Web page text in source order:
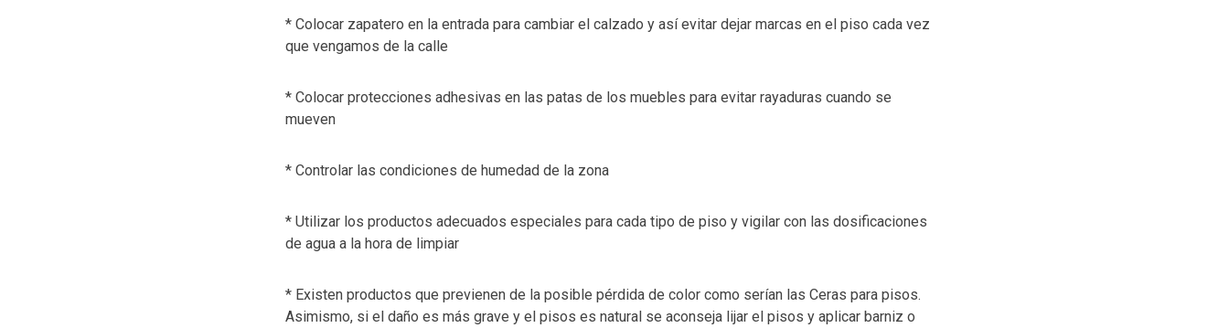
* Colocar zapatero en la entrada para cambiar el calzado y así evitar dejar marcas en el piso cada vez
que vengamos de la calle
* Colocar protecciones adhesivas en las patas de los muebles para evitar rayaduras cuando se
mueven
* Controlar las condiciones de humedad de la zona
* Utilizar los productos adecuados especiales para cada tipo de piso y vigilar con las dosificaciones
de agua a la hora de limpiar
* Existen productos que previenen de la posible pérdida de color como serían las Ceras para pisos.
Asimismo, si el daño es más grave y el pisos es natural se aconseja lijar el pisos y aplicar barniz o